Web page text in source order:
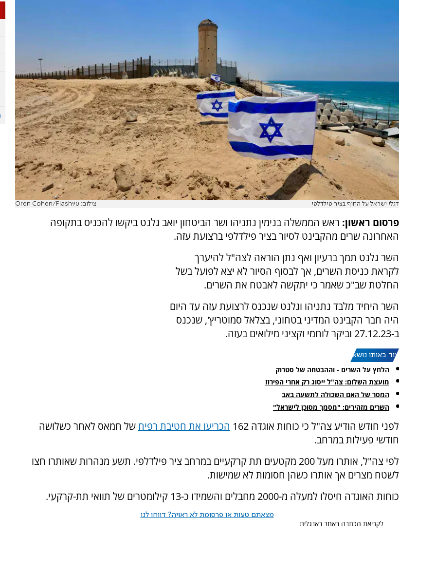
דגלי ישראל על החוף בציר פילדלפי צילום: Oren Cohen/Flash90
פרסום ראשון: ראש הממשלה בנימין נתניהו ושר הביטחון יואב גלנט ביקשו להכניס בתקופה
האחרונה שרים מהקבינט לסיור בציר פילדלפי ברצועת עזה.
השר גלנט תמך ברעיון ואף נתן הוראה לצה"ל להיערך
לקראת כניסת השרים, אך לבסוף הסיור לא יצא לפועל בשל
החלטת שב"כ שאמר כי יתקשה לאבטח את השרים.
השר היחיד מלבד נתניהו וגלנט שנכנס לרצועת עזה עד היום
היה חבר הקבינט המדיני בטחוני, בצלאל סמוטריץ', שנכנס
ב-27.12.23 וביקר לוחמי וקציני מילואים בעזה.
עוד באותו נושא:
הלחץ על השרים - וההבטחה של סטרוק
מועצת השלום: צה"ל ייסוג רק אחרי הפירוז
המסר של האם השכולה לתשעה באב
השרים מזהירים: "מסמך מסוכן לישראל"
לפני חודש הודיע צה"ל כי כוחות אוגדה 162 הכריעו את חטיבת רפיח של חמאס לאחר כשלושה
חודשי פעילות במרחב.
לפי צה"ל, אותרו מעל 200 מקטעים תת קרקעיים במרחב ציר פילדלפי. תשע מנהרות שאותרו חצו
לשטח מצרים אך אותרו כשהן חסומות לא שמישות.
כוחות האוגדה חיסלו למעלה מ-2000 מחבלים והשמידו כ-13 קילומטרים של תוואי תת-קרקעי.
מצאתם טעות או פרסומת לא ראויה? דווחו לנו
לקריאת הכתבה באתר באנגלית